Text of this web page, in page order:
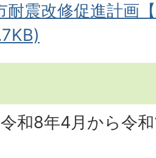
耐震改修促進計画
和8年4月から令